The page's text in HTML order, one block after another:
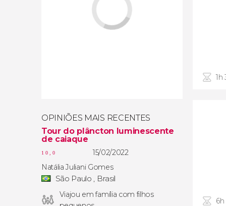
OPINIÕES MAIS RECENTES
Tour do plâncton luminescente
de caiaque
10,0
15/02/2022
Natália Juliani Gomes
São Paulo , Brasil
Viajou em família com filhos
1h